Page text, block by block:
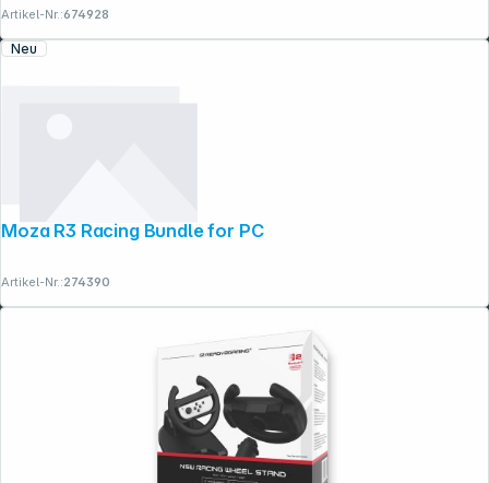
Artikel-Nr.:674928
Neu
Moza R3 Racing Bundle for PC
Artikel-Nr.:274390